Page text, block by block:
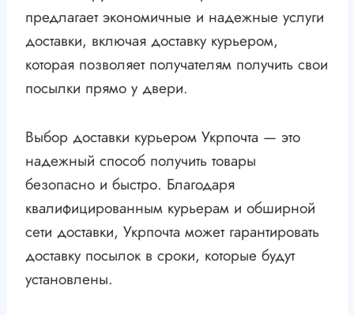
предлагает экономичные и надежные услуги
доставки, включая доставку курьером,
которая позволяет получателям получить свои
посылки прямо у двери.
Выбор доставки курьером Укрпочта — это
надежный способ получить товары
безопасно и быстро. Благодаря
квалифицированным курьерам и обширной
сети доставки, Укрпочта может гарантировать
доставку посылок в сроки, которые будут
установлены.